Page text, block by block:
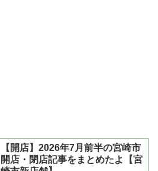
【開店】2026年7月前半の宮崎市
開店・閉店記事をまとめたよ【宮